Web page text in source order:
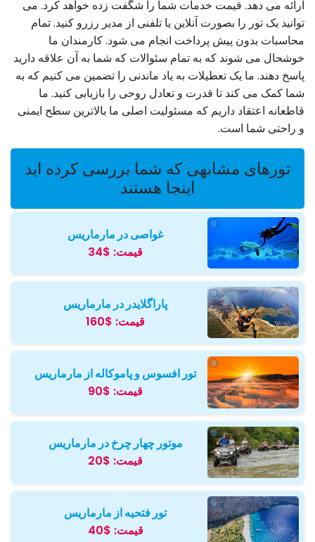
ارائه می دهد. قیمت خدمات شما را شگفت زده خواهد کرد. می
توانید یک تور را بصورت آنلاین یا تلفنی از مدیر رزرو کنید. تمام
محاسبات بدون پیش پرداخت انجام می شود. کارمندان ما
خوشحال می شوند که به تمام سئوالات که شما به آن علاقه دارید
پاسخ دهند. ما یک تعطیلات به یاد ماندنی را تضمین می کنیم که به
شما کمک می کند تا قدرت و تعادل روحی را بازیابی کنید. ما
قاطعانه اعتقاد داریم که مسئولیت اصلی ما بالاترین سطح ایمنی
و راحتی شما است.
تورهای مشابهی که شما بررسی کرده اید
اینجا هستند
غواصی در مارماریس
قیمت: $34
پاراگلایدر در مارماریس
قیمت: $160
تور افسوس و پاموکاله از مارماریس
قیمت: $90
موتور چهار چرخ در مارماریس
قیمت: $20
تور فتحیه از مارماریس
قیمت: $40